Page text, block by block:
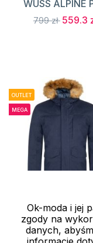
WUSS ALPINE
799 zł 559.3
OUTLET
MEGA
S 2XL
Męska kurtka
Ok-moda i jej
zgody na
danych,